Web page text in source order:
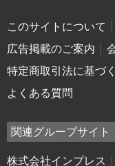
このサイトについて
広告掲載のご案内
特定商取引法に基づ
よくある質問
関連グループサイト
株式会社インプレス